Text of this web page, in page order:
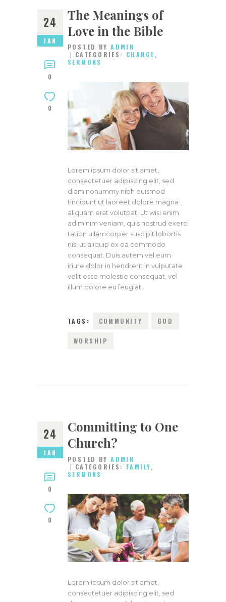
24
JAN
0
0
The Meanings of
Love in the Bible
POSTED BYADMIN
CATEGORIES: CHANGE,
SERMONS
Lorem ipsum dolor sit amet,
consectetuer adipiscing elit, sed
diam nonummy nibh euismod
tincidunt ut laoreet dolore magna
aliquam erat volutpat. Ut wisi enim
ad minim veniam, quis nostrud exerci
tation ullamcorper suscipit lobortis
nisl ut aliquip ex ea commodo
consequat. Duis autem vel eum
iriure dolor in hendrerit in vulputate
velit esse molestie consequat, vel
illum dolore eu feugiat…
TAGS: COMMUNITY GOD
WORSHIP
24
JAN
0
0
Committing to One
Church?
POSTED BYADMIN
CATEGORIES: FAMILY,
SERMONS
Lorem ipsum dolor sit amet,
consectetuer adipiscing elit, sed